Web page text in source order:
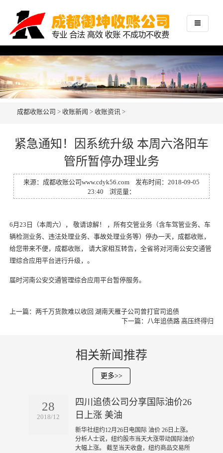
成都收账公司 > 收账新闻 > 收账资讯>
紧急通知！因系统升级 本周六洛阳车
管所暂停办理业务
来源： 成都收账公司www.cdyk56.com发布时间：2018-09-05
23:40 浏览量：
6月23日（本周六）， 敬请谅解！ ，所有交管业务（含车驾管业务、车
辆检测业务、违法处理业务、事故处理业务等）停办一天， 成都收账，
给您带来不便， 成都收账， 请大家相互转告，全省将对河南公安交通管
理综合应用平台进行升级，。
届时河南公安交通管理综合应用平台暂停服务。
上一篇： 两千万货款难以收回 湖南天雁子公司曾打官司追债
下一篇： 八年追债路 高压终得归
相关新闻推荐
更多>>
28
2018/12
四川追债公司分享国际油价26
日上涨 美油
​新华社纽约12月26日电国际 油价 26日上涨。
分析人士说，纽约股市当天大涨带动国际油价
大幅上涨。 截至当天收盘，纽约商品交易所